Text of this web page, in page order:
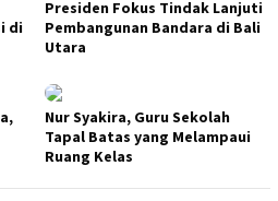
di
Presiden Fokus Tindak Lanjuti
Pembangunan Bandara di Bali
Utara
Nur Syakira, Guru Sekolah
Tapal Batas yang Melampaui
Ruang Kelas